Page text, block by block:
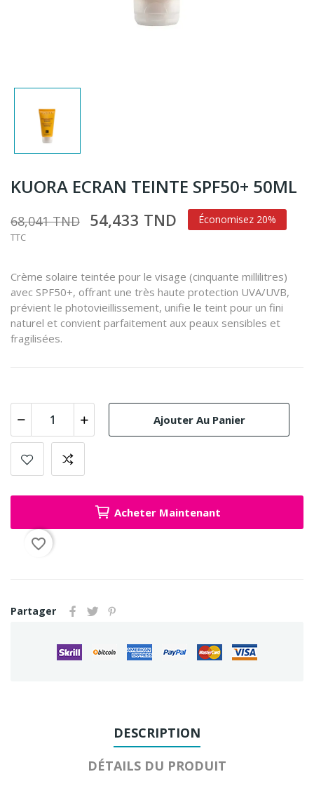
KUORA ECRAN TEINTE SPF50+ 50ML
68,041 TND 54,433 TND Économisez 20%
TTC
Crème solaire teintée pour le visage (cinquante millilitres)
avec SPF50+, offrant une très haute protection UVA/UVB,
prévient le photovieillissement, unifie le teint pour un fini
naturel et convient parfaitement aux peaux sensibles et
fragilisées.
Ajouter Au Panier
Acheter Maintenant
favorite_border
Partager
DESCRIPTION
DÉTAILS DU PRODUIT